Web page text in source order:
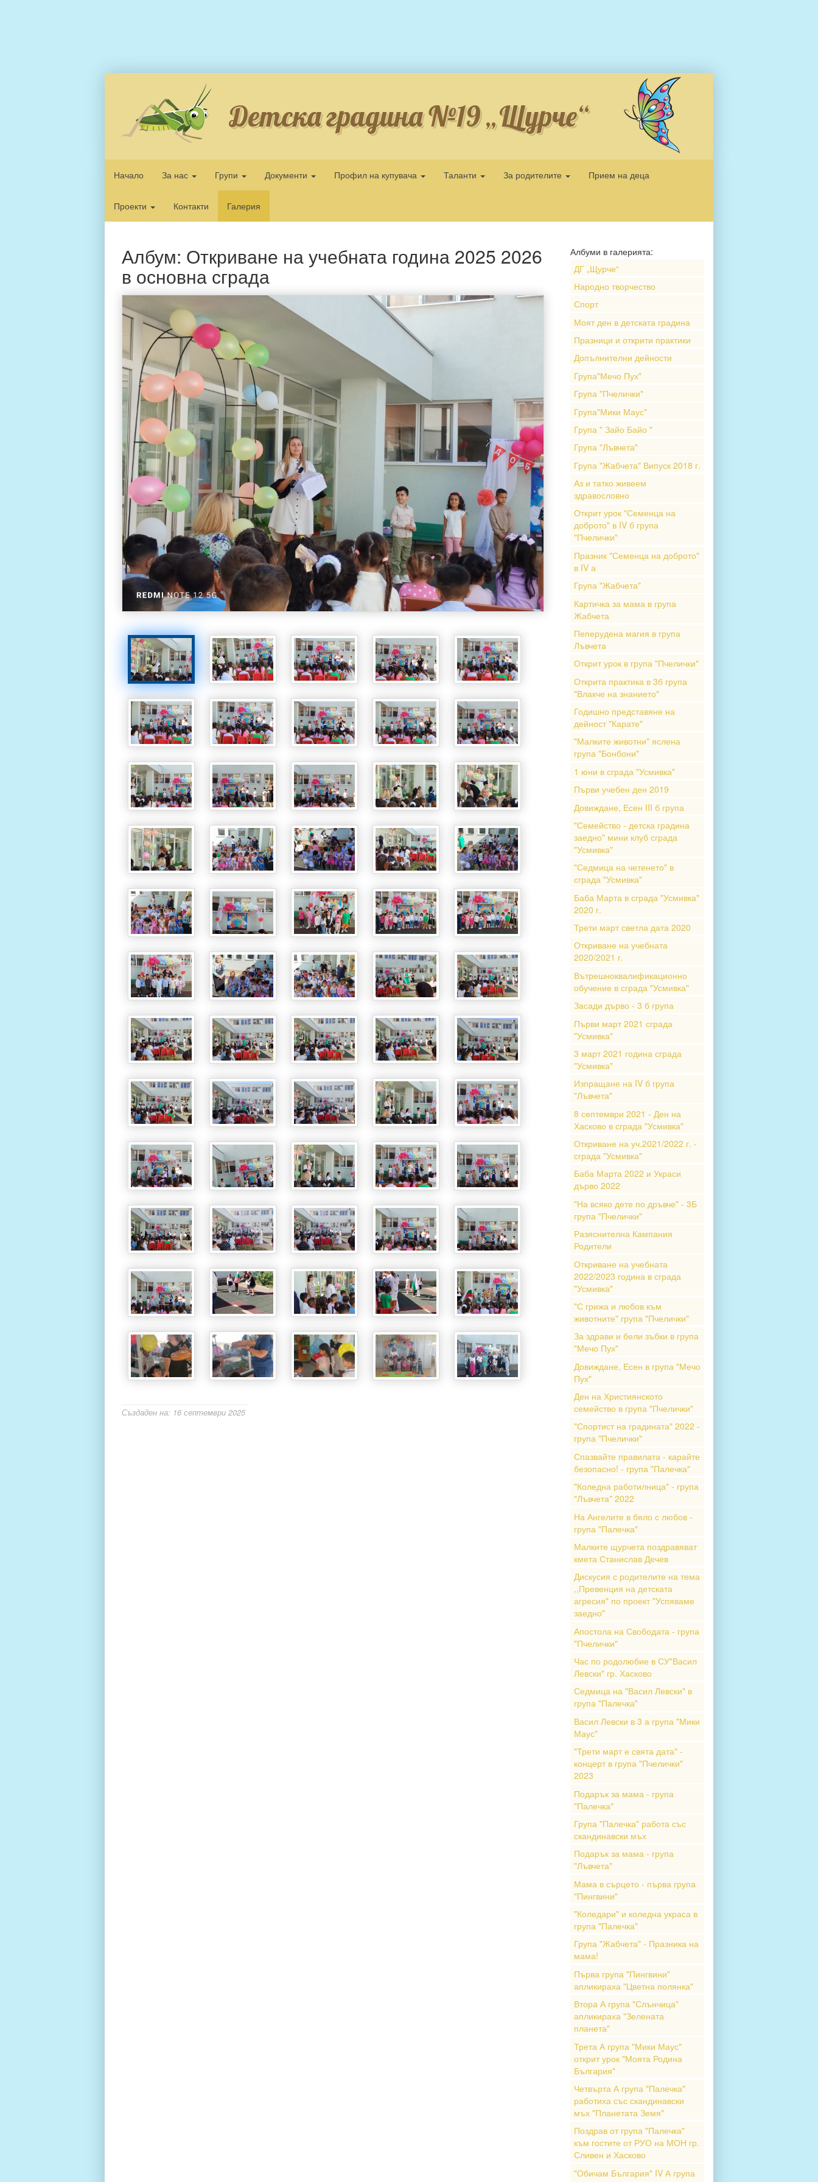
Детска градина №19 „Щурче“
Начало За нас Групи Документи Профил на купувача Таланти За родителите Прием на деца
Проекти Контакти Галерия
Албум: Откриване на учебната година 2025 2026
в основна сграда
Създаден на: 16 септември 2025
Албуми в галерията:
ДГ „Щурче“
Народно творчество
Спорт
Моят ден в детската градина
Празници и открити практики
Допълнителни дейности
Група"Мечо Пух"
Група "Пчелички"
Група"Мики Маус"
Група " Зайо Байо "
Група "Лъвчета"
Група "Жабчета" Випуск 2018 г.
Аз и татко живеем
здравословно
Открит урок "Семенца на
доброто" в IV б група
"Пчелички"
Празник "Семенца на доброто"
в IV а
Група "Жабчета"
Картичка за мама в група
Жабчета
Пеперудена магия в група
Лъвчета
Открит урок в група "Пчелички"
Открита практика в 3б група
"Влакче на знанието"
Годишно представяне на
дейност "Карате"
"Малките животни" яслена
група "Бонбони"
1 юни в сграда "Усмивка"
Първи учебен ден 2019
Довиждане, Есен III б група
"Семейство - детска градина
заедно" мини клуб сграда
"Усмивка"
"Седмица на четенето" в
сграда "Усмивка"
Баба Марта в сграда "Усмивка"
2020 г.
Трети март светла дата 2020
Откриване на учебната
2020/2021 г.
Вътрешноквалификационно
обучение в сграда "Усмивка"
Засади дърво - 3 б група
Първи март 2021 сграда
"Усмивка"
3 март 2021 година сграда
"Усмивка"
Изпращане на IV б група
"Лъвчета"
8 септември 2021 - Ден на
Хасково в сграда "Усмивка"
Откриване на уч.2021/2022 г. -
сграда "Усмивка"
Баба Марта 2022 и Украси
дърво 2022
"На всяко дете по дръвче" - 3Б
група "Пчелички"
Разяснителна Кампания
Родители
Откриване на учебната
2022/2023 година в сграда
"Усмивка"
"С грижа и любов към
животните" група "Пчелички"
За здрави и бели зъбки в група
"Мечо Пух"
Довиждане, Есен в група "Мечо
Пух"
Ден на Християнското
семейство в група "Пчелички"
"Спортист на градината" 2022 -
група "Пчелички"
Спазвайте правилата - карайте
безопасно! - група "Палечка"
"Коледна работилница" - група
"Лъвчета" 2022
На Ангелите в бяло с любов -
група "Палечка"
Малките щурчета поздравяват
кмета Станислав Дечев
Дискусия с родителите на тема
,,Превенция на детската
агресия" по проект "Успяваме
заедно"
Апостола на Свободата - група
"Пчелички"
Час по родолюбие в СУ"Васил
Левски" гр. Хасково
Седмица на "Васил Левски" в
група "Палечка"
Васил Левски в 3 а група "Мики
Маус"
"Трети март е свята дата" -
концерт в група "Пчелички"
2023
Подарък за мама - група
"Палечка"
Група "Палечка" работа със
скандинавски мъх
Подарък за мама - група
"Лъвчета"
Мама в сърцето - първа група
"Пингвини"
"Коледари" и коледна украса в
група "Палечка"
Група "Жабчета" - Празника на
мама!
Първа група "Пингвини"
апликираха "Цветна полянка"
Втора А група "Слънчица"
апликираха "Зелената
планета"
Трета А група "Мики Маус"
открит урок "Моята Родина
България"
Четвърта А група "Палечка"
работиха със скандинавски
мъх "Планетата Земя"
Поздрав от група "Палечка"
към гостите от РУО на МОН гр.
Сливен и Хасково
"Обичам България" IV А група